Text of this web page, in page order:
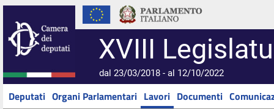
XVIII
dal 23/03/2018 - al 12/10/2022
Deputati Organi Parlamentari Lavori Documenti